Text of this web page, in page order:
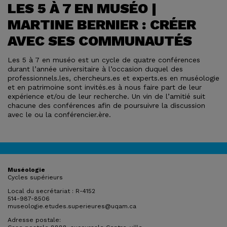
LES 5 À 7 EN MUSÉO |
MARTINE BERNIER : CRÉER
AVEC SES COMMUNAUTÉS
Les 5 à 7 en muséo est un cycle de quatre conférences
durant l’année universitaire à l’occasion duquel des
professionnels.les, chercheurs.es et experts.es en muséologie
et en patrimoine sont invités.es à nous faire part de leur
expérience et/ou de leur recherche. Un vin de l’amitié suit
chacune des conférences afin de poursuivre la discussion
avec le ou la conférencier.ère.
Muséologie
Cycles supérieurs
Local du secrétariat : R-4152
514-987-8506
museologie.etudes.superieures@uqam.ca
Adresse postale: